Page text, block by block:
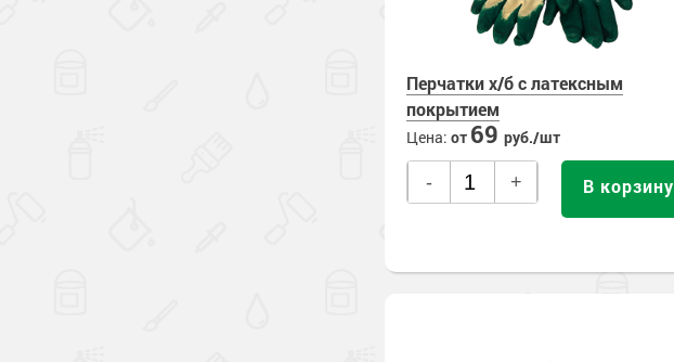
Перчатки х/б с латексным
покрытием
Цена: от 69 руб./шт
- + В корзину